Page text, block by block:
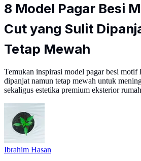
8 Model Pagar Besi
Cut yang Sulit
Tetap Mewah
Temukan inspirasi model pagar besi motif
dipanjat namun tetap mewah untuk
sekaligus estetika premium eksterior rumah
Ibrahim Hasan